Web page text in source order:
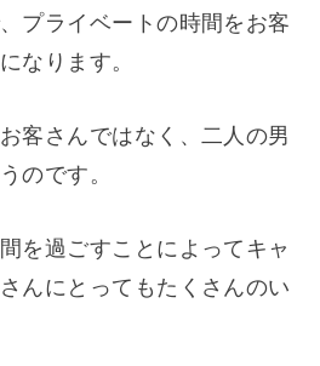
プライベートの時間をお客
なります。
客さんではなく、二人の男
のです。
を過ごすことによってキャ
んにとってもたくさんのい